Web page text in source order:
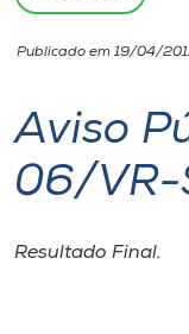
Unoesc
I.nova
Publicado em 19/04/
Aviso
06/VR-
Resultado Final.